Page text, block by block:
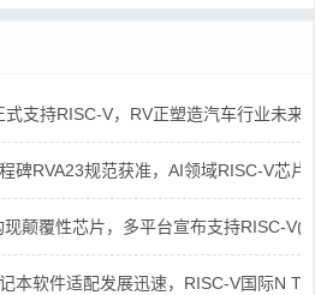
式支持RISC-V，RV正塑造汽车行业未来
碑RVA23规范获准，AI领域RISC-V芯
现颠覆性芯片，多平台宣布支持RISC-V(
本软件适配发展迅速，RISC-V国际N